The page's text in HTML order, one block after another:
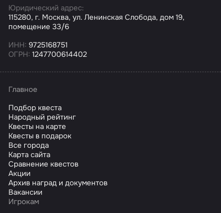
Юридический адрес:
115280, г. Москва, ул. Ленинская Слобода, дом 19,
помещение 33/6
ИНН: 9725168751
ОГРН: 1247700614402
Главное
Подбор квеста
Народный рейтинг
Квесты на карте
Квесты в подарок
Все города
Карта сайта
Сравнение квестов
Акции
Архив наград и документов
Вакансии
Игрокам